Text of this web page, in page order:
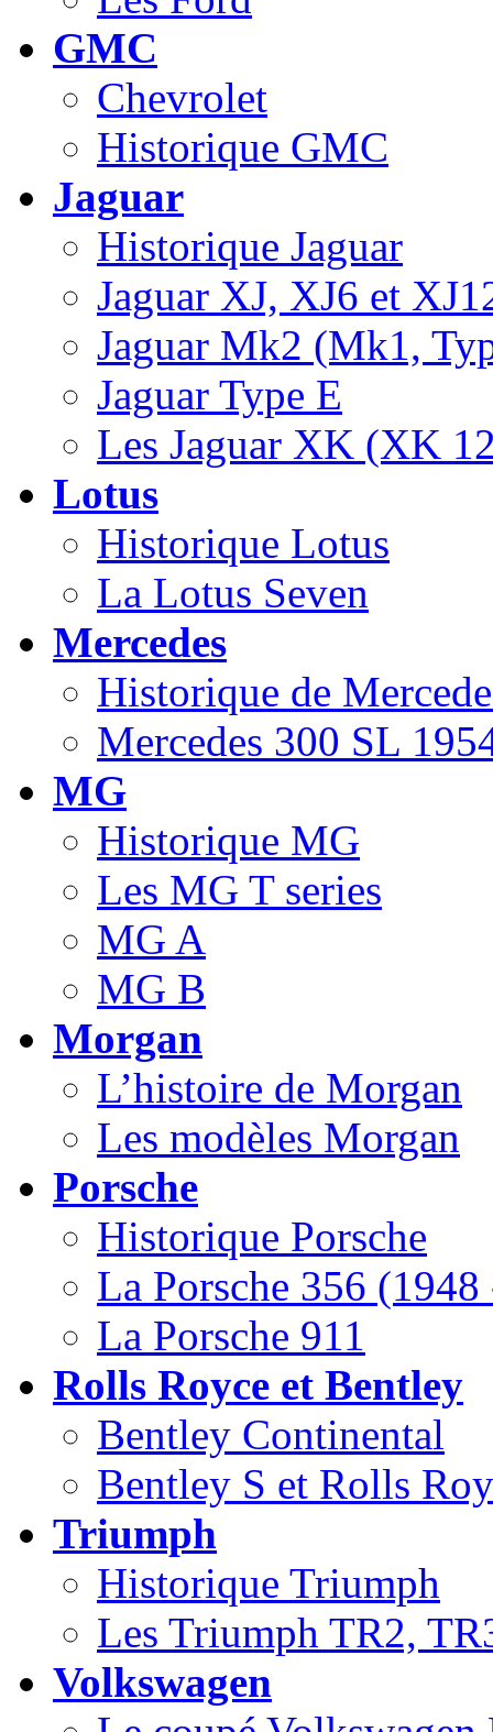
GMC
Chevrolet
Historique GMC
Jaguar
Historique Jaguar
Jaguar XJ, XJ6 et
Jaguar Mk2 (Mk1,
Jaguar Type E
Les Jaguar XK (XK
Lotus
Historique Lotus
La Lotus Seven
Mercedes
Historique de
Mercedes 300 SL
MG
Historique MG
Les MG T series
MG A
MG B
Morgan
L’histoire de Morgan
Les modèles Morgan
Porsche
Historique Porsche
La Porsche 356
La Porsche 911
Rolls Royce et Bentley
Bentley Continental
Bentley S et Rolls
Triumph
Historique Triumph
Les Triumph TR2,
Volkswagen